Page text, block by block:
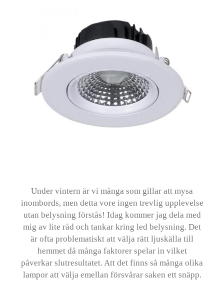
Under vintern är vi många som gillar att mysa
inombords, men detta vore ingen trevlig upplevelse
utan belysning förstås! Idag kommer jag dela med
mig av lite råd och tankar kring led belysning. Det
är ofta problematiskt att välja rätt ljuskälla till
hemmet då många faktorer spelar in vilket
påverkar slutresultatet. Att det finns så många olika
lampor att välja emellan försvårar saken ett snäpp.